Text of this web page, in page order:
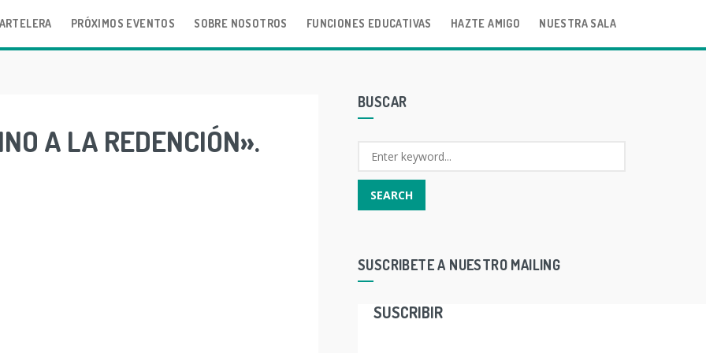
PRÓXIMOS EVENTOS SOBRE NOSOTROS FUNCIONES EDUCATIVAS HAZTE AMIGO NUESTRA SALA
A LA REDENCIÓN».
BUSCAR
SUSCRIBETE A NUESTRO MAILING
SUSCRIBIR